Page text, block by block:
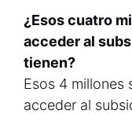
¿Esos cuatro
acceder al
tienen?
Esos 4 millones
acceder al